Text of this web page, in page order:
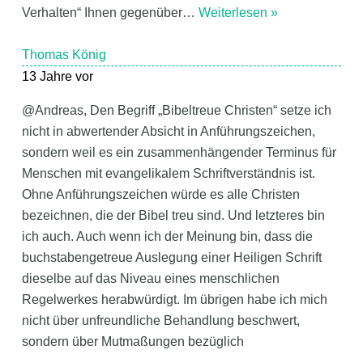
Verhalten“ Ihnen gegenüber… Weiterlesen »
Thomas König
13 Jahre vor
@Andreas, Den Begriff „Bibeltreue Christen“ setze ich
nicht in abwertender Absicht in Anführungszeichen,
sondern weil es ein zusammenhängender Terminus für
Menschen mit evangelikalem Schriftverständnis ist.
Ohne Anführungszeichen würde es alle Christen
bezeichnen, die der Bibel treu sind. Und letzteres bin
ich auch. Auch wenn ich der Meinung bin, dass die
buchstabengetreue Auslegung einer Heiligen Schrift
dieselbe auf das Niveau eines menschlichen
Regelwerkes herabwürdigt. Im übrigen habe ich mich
nicht über unfreundliche Behandlung beschwert,
sondern über Mutmaßungen bezüglich